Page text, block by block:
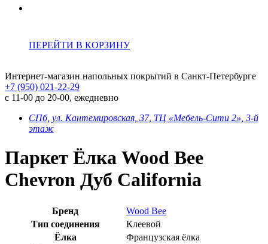
ПЕРЕЙТИ В КОРЗИНУ
Интернет-магазин напольных покрытий в Санкт-Петербурге
+7 (950) 021-22-29
с 11-00 до 20-00, ежедневно
СПб, ул. Кантемировская, 37, ТЦ «Мебель-Сити 2», 3-й
этаж
Паркет Ёлка Wood Bee
Chevron Дуб California
Бренд
Wood Bee
Тип соединения
Клеевой
Ёлка
Французская ёлка